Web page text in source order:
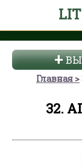
Главная
32.